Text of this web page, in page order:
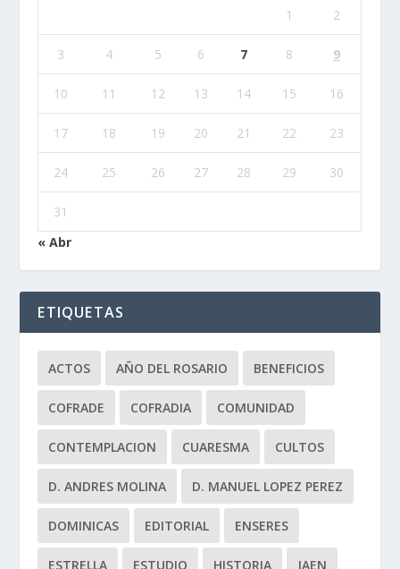
1 2
3 4 5 6 7 8 9
10 11 12 13 14 15 16
17 18 19 20 21 22 23
24 25 26 27 28 29 30
31
« Abr
ETIQUETAS
ACTOS AÑO DEL ROSARIO BENEFICIOS
COFRADE COFRADIA COMUNIDAD
CONTEMPLACION CUARESMA CULTOS
D. ANDRES MOLINA D. MANUEL LOPEZ PEREZ
DOMINICAS EDITORIAL ENSERES
ESTRELLA ESTUDIO HISTORIA JAEN